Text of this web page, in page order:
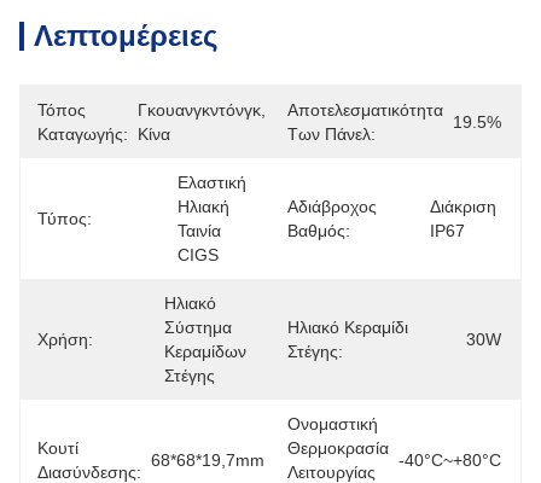
Λεπτομέρειες
Τόπος
Καταγωγής:
Γκουανγκντόνγκ,
Κίνα
Αποτελεσματικότητα
Των Πάνελ:
19.5%
Τύπος:
Ελαστική
Ηλιακή
Ταινία
CIGS
Αδιάβροχος
Βαθμός:
Διάκριση
IP67
Χρήση:
Ηλιακό
Σύστημα
Κεραμίδων
Στέγης
Ηλιακό Κεραμίδι
Στέγης:
30W
Κουτί
Διασύνδεσης:
68*68*19,7mm
Ονομαστική
Θερμοκρασία
Λειτουργίας
-40°C~+80°C